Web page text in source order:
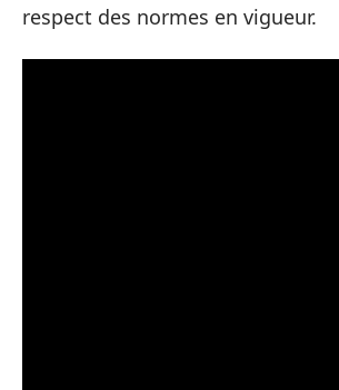
respect des normes en vigueur.